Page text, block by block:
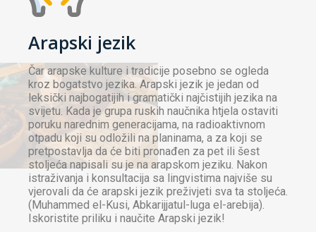
Arapski jezik
Čar arapske kulture i tradicije posebno se ogleda
kroz bogatstvo jezika. Arapski jezik je jedan od
leksički najbogatijih i gramatički najčistijih jezika na
svijetu. Kada je grupa ruskih naučnika htjela ostaviti
poruku narednim generacijama, na radioaktivnom
otpadu koji su odložili na planinama, a za koji se
pretpostavlja da će biti pronađen za pet ili šest
stoljeća napisali su je na arapskom jeziku. Nakon
istraživanja i konsultacija sa lingvistima najviše su
vjerovali da će arapski jezik preživjeti sva ta stoljeća.
(Muhammed el-Kusi, Abkarijjatul-luga el-arebija).
Iskoristite priliku i naučite Arapski jezik!